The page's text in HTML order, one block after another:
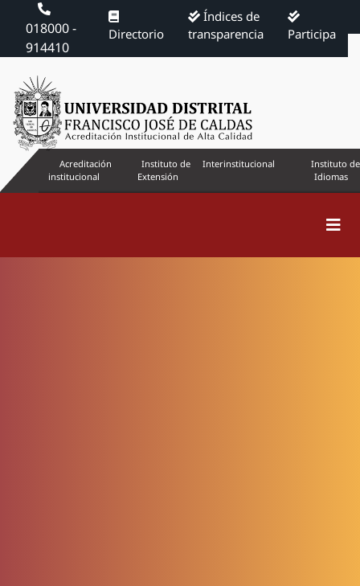
018000 -
914410
Directorio
Índices de
transparencia
Participa
Acreditación
institucional
Instituto de
Extensión
Interinstitucional
Instituto de
Idiomas